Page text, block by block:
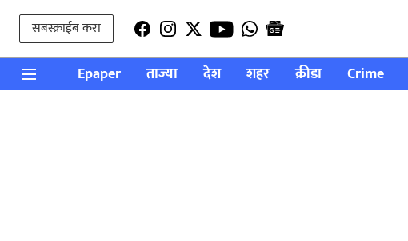
सबस्क्राईब करा
Epaper ताज्या देश शहर क्रीडा Crime